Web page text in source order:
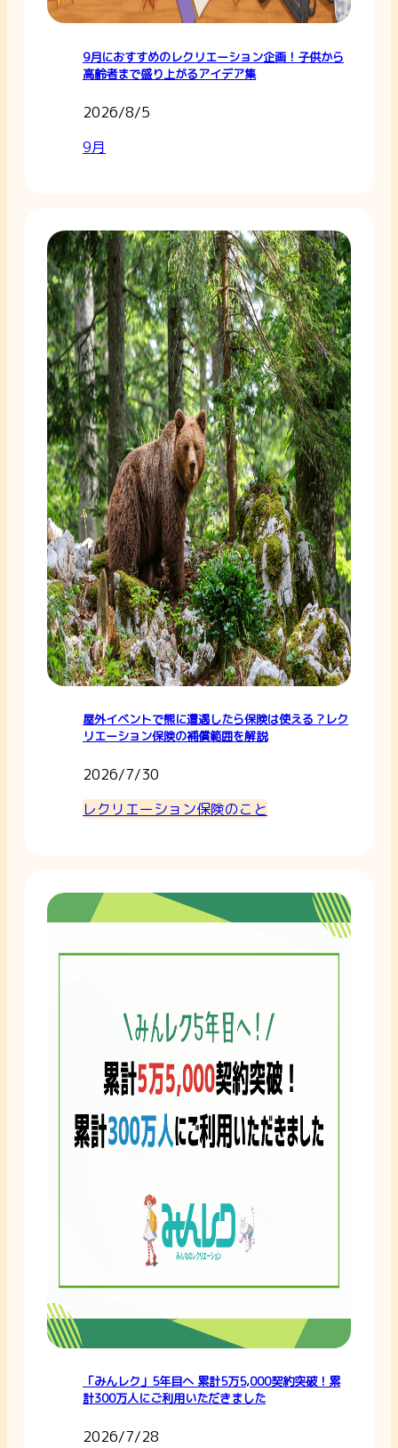
9月におすすめのレクリエーション企画！子供から
高齢者まで盛り上がるアイデア集
2026/8/5
9月
屋外イベントで熊に遭遇したら保険は使える？レク
リエーション保険の補償範囲を解説
2026/7/30
レクリエーション保険のこと
「みんレク」5年目へ 累計5万5,000契約突破！累
計300万人にご利用いただきました
2026/7/28